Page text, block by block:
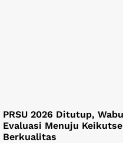
PRSU 2026 Ditutup,
Evaluasi Menuju
Berkualitas